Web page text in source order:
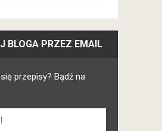
BLOGA PRZEZ EMAIL
przepisy? Bądź na